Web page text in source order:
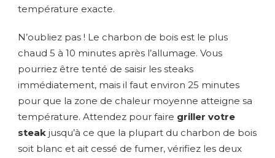
température exacte.
N’oubliez pas ! Le charbon de bois est le plus
chaud 5 à 10 minutes après l’allumage. Vous
pourriez être tenté de saisir les steaks
immédiatement, mais il faut environ 25 minutes
pour que la zone de chaleur moyenne atteigne sa
température. Attendez pour faire griller votre
steak jusqu’à ce que la plupart du charbon de bois
soit blanc et ait cessé de fumer, vérifiez les deux